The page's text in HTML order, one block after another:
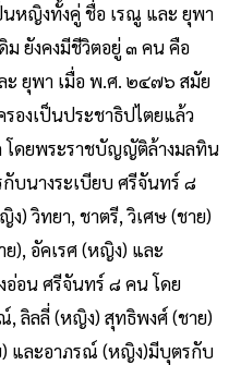
นหญิงทั้งคู่ ชื่อ เรณู และ ยุพา
ม ยังคงมีชีวิตอยู่ ๓ คน คือ
ยุพา เมื่อ พ.ศ. ๒๔๗๖ สมัย
องเป็นประชาธิปไตยแล้ว
โดยพระราชบัญญัติล้างมลทิน
นางระเบียบ ศรีจันทร์ ๘
) วิทยา, ชาตรี, วิเศษ (ชาย)
), อัคเรศ (หญิง) และ
อน ศรีจันทร์ ๘ คน โดย
ลิลลี่ (หญิง) สุทธิพงศ์ (ชาย)
) และอาภรณ์ (หญิง)มีบุตรกับ